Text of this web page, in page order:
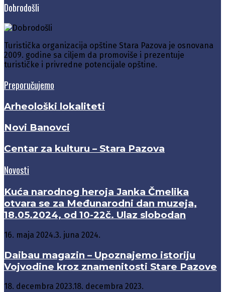
Dobrodošli
Turistička organizacija opštine Stara Pazova je osnovana
2009. godine sa ciljem da promoviše i prezentuje
turističke i privredne potencijale opštine.
Preporučujemo
Arheološki lokaliteti
Novi Banovci
Centar za kulturu – Stara Pazova
Novosti
Kuća narodnog heroja Janka Čmelika
otvara se za Međunarodni dan muzeja,
18.05.2024, od 10-22č. Ulaz slobodan
16. maja 2024.3. juna 2024.
Daibau magazin – Upoznajemo istoriju
Vojvodine kroz znamenitosti Stare Pazove
18. decembra 2023.18. decembra 2023.